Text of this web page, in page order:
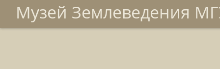
Музей Землеведения